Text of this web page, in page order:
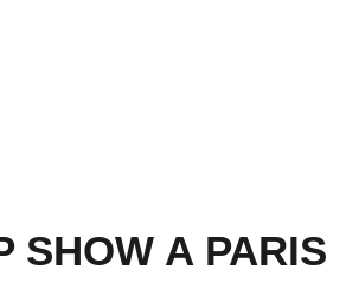
SHOW A PARIS